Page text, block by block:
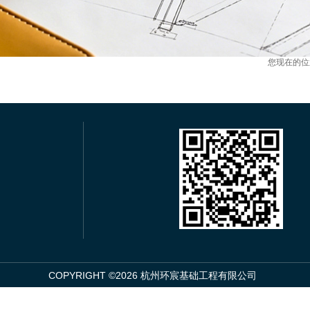
您现在的
COPYRIGHT ©2026 杭州环宸基础工程有限公司